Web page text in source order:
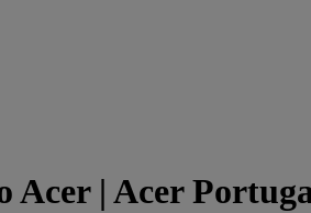
Acer | Acer